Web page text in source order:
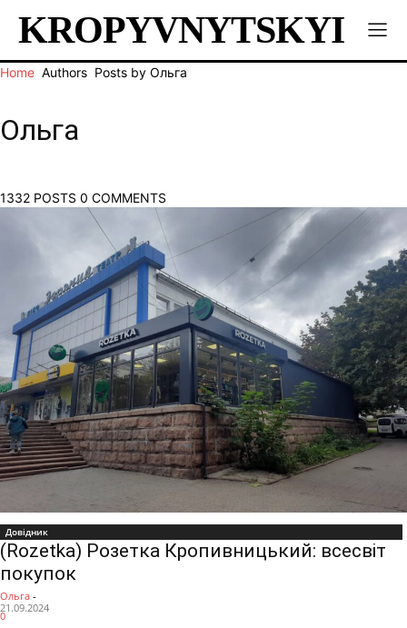
KROPYVNYTSKYI
Home Authors Posts by Ольга
Ольга
1332 POSTS 0 COMMENTS
Довідник
(Rozetka) Розетка Кропивницький: всесвіт
покупок
Ольга -
21.09.2024
0